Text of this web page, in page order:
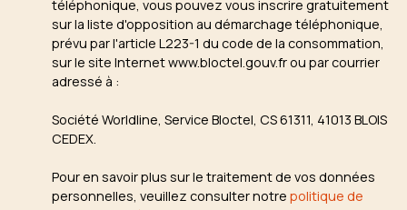
téléphonique, vous pouvez vous inscrire gratuitement
sur la liste d'opposition au démarchage téléphonique,
prévu par l'article L223-1 du code de la consommation,
sur le site Internet www.bloctel.gouv.fr ou par courrier
adressé à :
Société Worldline, Service Bloctel, CS 61311, 41013 BLOIS
CEDEX.
Pour en savoir plus sur le traitement de vos données
personnelles, veuillez consulter notre politique de